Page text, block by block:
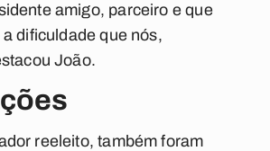
amigo, parceiro e que
dificuldade que nós,
João.
reeleito, também foram